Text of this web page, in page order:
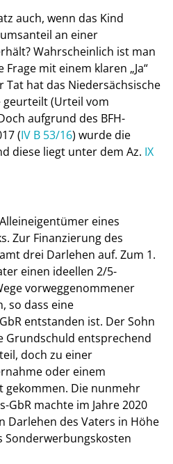
auch, wenn das Kind
an einer
Wahrscheinlich ist man
mit einem klaren „Ja“
hat das Niedersächsische
geurteilt (Urteil vom
aufgrund des BFH-
(IV B 53/16) wurde die
diese liegt unter dem Az. IX
eines
Zur Finanzierung des
drei Darlehen auf. Zum 1.
einen ideellen 2/5-
vorweggenommener
so dass eine
entstanden ist. Der Sohn
Grundschuld entsprechend
doch zu einer
oder einem
Die nunmehr
GbR machte im Jahre 2020
Darlehen des Vaters in Höhe
Sonderwerbungskosten